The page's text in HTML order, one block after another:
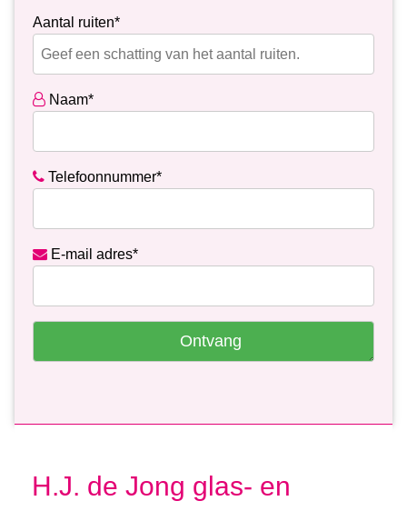
Aantal ruiten*
Naam*
Telefoonnummer*
E-mail adres*
Ontvang
H.J. de Jong glas- en